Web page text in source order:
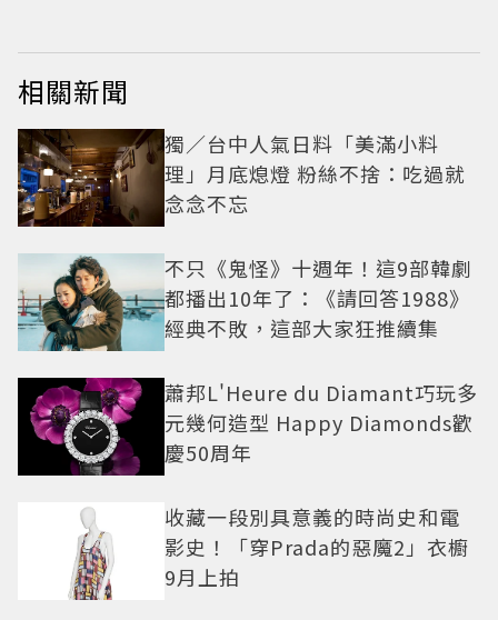
相關新聞
獨／台中人氣日料「美滿小料
理」月底熄燈 粉絲不捨：吃過就
念念不忘
不只《鬼怪》十週年！這9部韓劇
都播出10年了：《請回答1988》
經典不敗，這部大家狂推續集
蕭邦L'Heure du Diamant巧玩多
元幾何造型 Happy Diamonds歡
慶50周年
收藏一段別具意義的時尚史和電
影史！「穿Prada的惡魔2」衣櫥
9月上拍